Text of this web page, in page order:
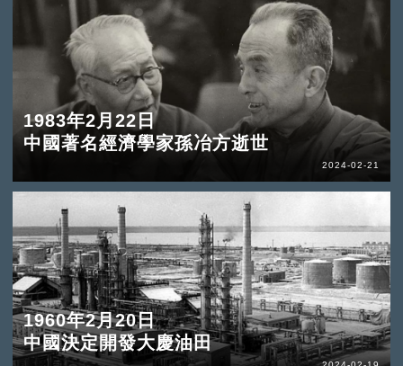
1983年2月22日
中國著名經濟學家孫冶方逝世
2024-02-21
1960年2月20日
中國決定開發大慶油田